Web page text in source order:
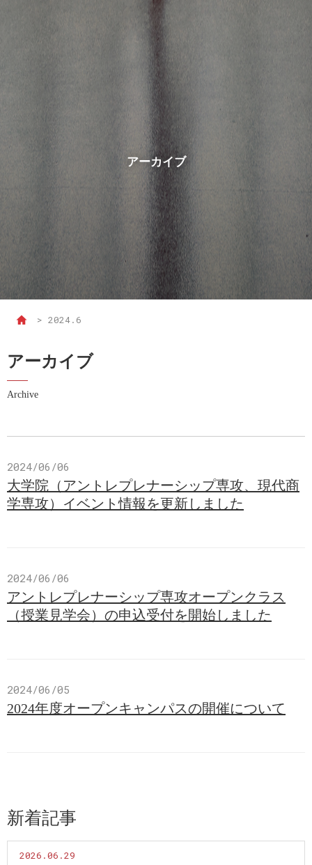
アーカイブ
> 2024.6
アーカイブ
Archive
2024/06/06
大学院（アントレプレナーシップ専攻、現代商
学専攻）イベント情報を更新しました
2024/06/06
アントレプレナーシップ専攻オープンクラス
（授業見学会）の申込受付を開始しました
2024/06/05
2024年度オープンキャンパスの開催について
新着記事
2026.06.29